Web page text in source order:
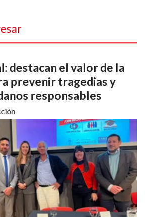
destacan el valor de la
prevenir tragedias y
responsables